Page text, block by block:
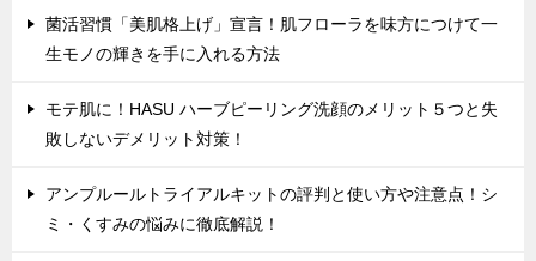
菌活習慣「美肌格上げ」宣言！肌フローラを味方につけて一
生モノの輝きを手に入れる方法
モテ肌に！HASU ハーブピーリング洗顔のメリット５つと失
敗しないデメリット対策！
アンプルールトライアルキットの評判と使い方や注意点！シ
ミ・くすみの悩みに徹底解説！